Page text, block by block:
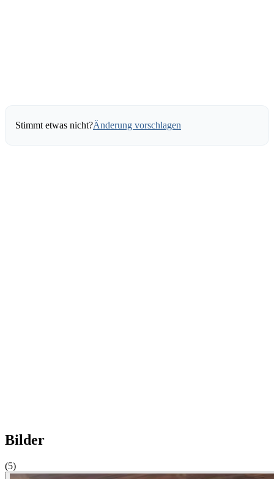
Stimmt etwas nicht?Änderung vorschlagen
Bilder
(5)